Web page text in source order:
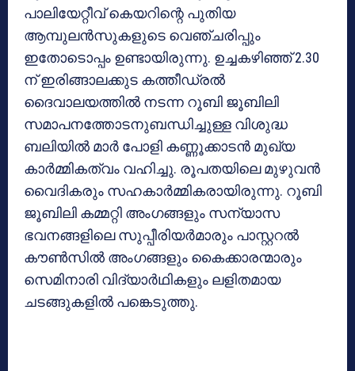
പാലിയേറ്റീവ് കെയറിന്റെ പുതിയ
ആമ്പുലന്‍സുകളുടെ വെഞ്ചരിപ്പും
ഇതോടൊപ്പം ഉണ്ടായിരുന്നു. ഉച്ചകഴിഞ്ഞ് 2.30
ന് ഇരിങ്ങാലക്കുട കത്തീഡ്രല്‍
ദൈവാലയത്തില്‍ നടന്ന റൂബി ജൂബിലി
സമാപനത്തോടനുബന്ധിച്ചുള്ള വിശുദ്ധ
ബലിയില്‍ മാര്‍ പോളി കണ്ണൂക്കാടന്‍ മുഖ്യ
കാര്‍മ്മികത്വം വഹിച്ചു. രൂപതയിലെ മുഴുവന്‍
വൈദികരും സഹകാര്‍മ്മികരായിരുന്നു. റൂബി
ജൂബിലി കമ്മറ്റി അംഗങ്ങളും സന്യാസ
ഭവനങ്ങളിലെ സുപ്പീരിയര്‍മാരും പാസ്റ്ററല്‍
കൗണ്‍സില്‍ അംഗങ്ങളും കൈക്കാരന്മാരും
സെമിനാരി വിദ്യാര്‍ഥികളും ലളിതമായ
ചടങ്ങുകളില്‍ പങ്കെടുത്തു.